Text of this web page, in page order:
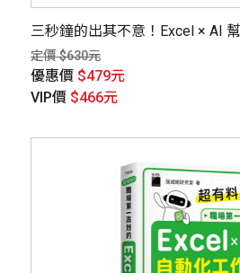
三秒鐘的出其不意！Excel × AI
定價 $630元
優惠價 $479元
VIP價 $466元